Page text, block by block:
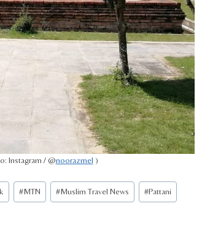
Instagram / @noorazmel )
#MTN #Muslim Travel News #Pattani